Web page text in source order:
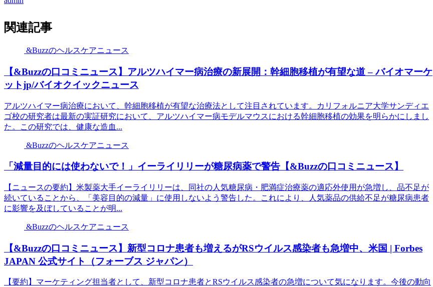
関連記事
&Buzzのヘルスケアニュース
【&Buzzの口コミニュース】アルツハイマー病治療の新展開：幹細胞移植が有望な道 – バイオマーケ
ットjp/バイオクイックニュース
アルツハイマー病治療において、幹細胞移植が有望な治療法として注目されています。カリフォルニア大学サンディエ
ゴ校の研究者は最新の実証研究において、アルツハイマー病モデルマウスにおける幹細胞移植の効果を明らかにしまし
た。この研究では、健康な造血...
&Buzzのヘルスケアニュース
「減量目的には使わないで！」イーライリリーが糖尿病薬で警告【&Buzzの口コミニュース】
【ニュースの要約】米製薬大手イーライリリーは、同社の人気糖尿病・肥満症治療薬の適応外使用が急増し、品不足が
続いていることから、「美容目的の減量」に使用しないよう警告した。これにより、人気薬品の供給不足が糖尿病患者
に影響を及ぼしていることが明...
&Buzzのヘルスケアニュース
【&Buzzの口コミニュース】新型コロナ患者も増えるがRSウイルス感染者も急増中、米国 | Forbes
JAPAN 公式サイト（フォーブス ジャパン）
【要約】マーケティング担当者として、新型コロナ患者とRSウイルス感染者の急増について気になります。今後の動向